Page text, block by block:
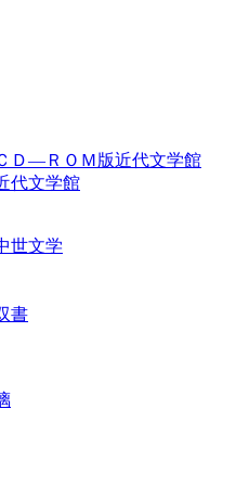
Ｄ―ＲＯＭ版近代文学館
代文学館
世文学
書